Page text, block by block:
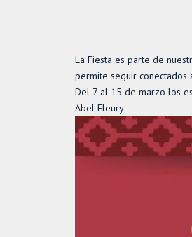
La Fiesta es parte de
permite seguir conectados
Del 7 al 15 de marzo los
Abel Fleury